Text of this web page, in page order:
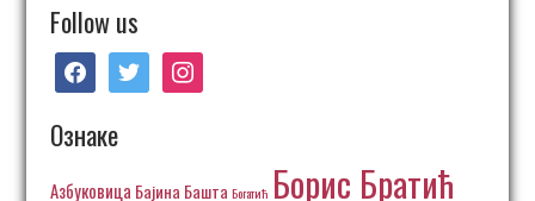
Follow us
facebooktwitter instagram
Ознаке
Азбуковица Бајина Башта Богатић Борис Братић